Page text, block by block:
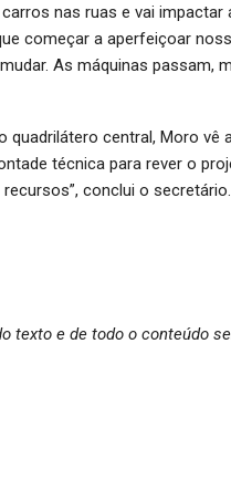
nas ruas e vai impactar
começar a aperfeiçoar
As máquinas passam,
quadrilátero central, Moro
técnica para rever o
conclui o secretário.
texto e de todo o conteúdo